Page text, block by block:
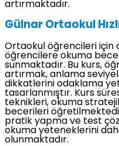
artırmaktadır.
Gülnar Ortaokul
Ortaokul öğrencileri için
öğrencilere okuma
sunmaktadır. Bu kurs,
artırmak, anlama
dikkatlerini odaklama
tasarlanmıştır. Kurs
teknikleri, okuma
becerileri
pratik yapma ve test
okuma yeteneklerini
olunmaktadır.